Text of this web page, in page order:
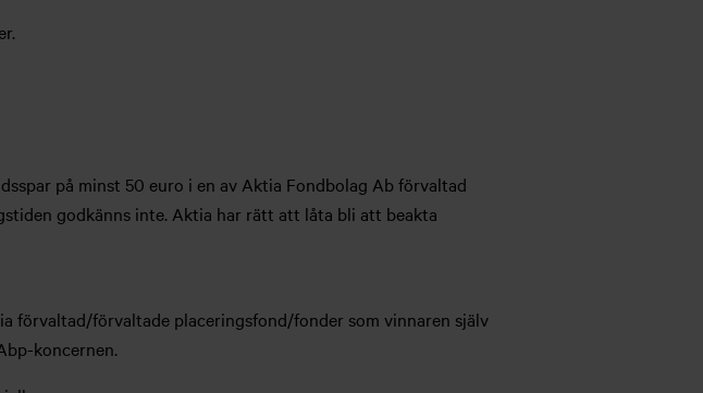
på minst 50 euro i en av Aktia Fondbolag Ab förvaltad
godkänns inte. Aktia har rätt att låta bli att beakta
förvaltad/förvaltade placeringsfond/fonder som vinnaren själv
koncernen.